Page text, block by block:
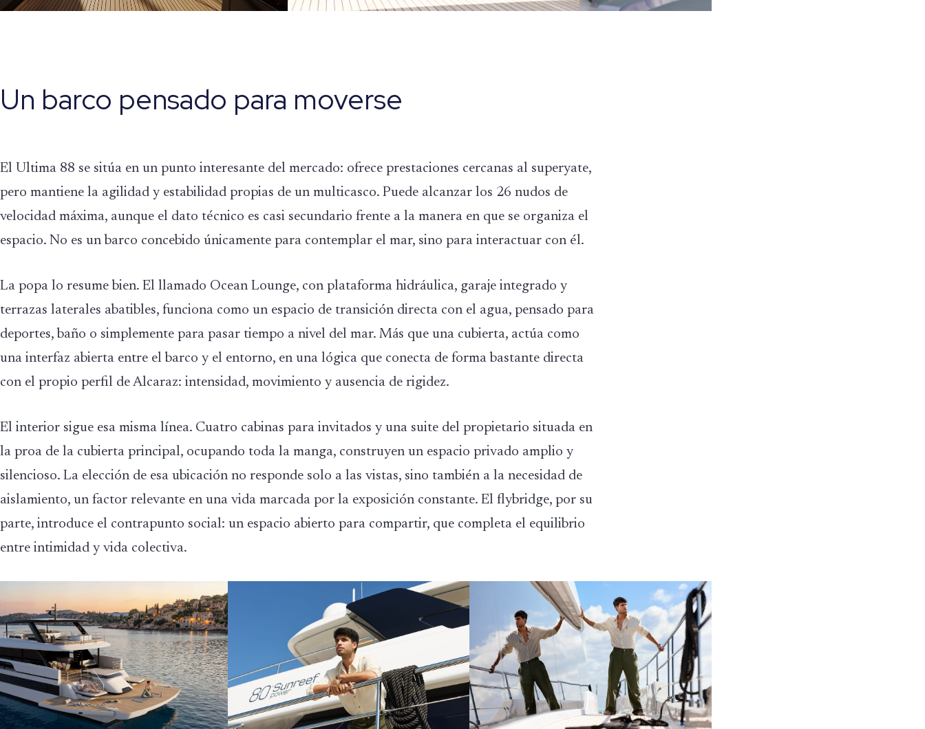
Un barco pensado para moverse
El Ultima 88 se sitúa en un punto interesante del mercado: ofrece prestaciones cercanas al superyate,
pero mantiene la agilidad y estabilidad propias de un multicasco. Puede alcanzar los 26 nudos de
velocidad máxima, aunque el dato técnico es casi secundario frente a la manera en que se organiza el
espacio. No es un barco concebido únicamente para contemplar el mar, sino para interactuar con él.
La popa lo resume bien. El llamado Ocean Lounge, con plataforma hidráulica, garaje integrado y
terrazas laterales abatibles, funciona como un espacio de transición directa con el agua, pensado para
deportes, baño o simplemente para pasar tiempo a nivel del mar. Más que una cubierta, actúa como
una interfaz abierta entre el barco y el entorno, en una lógica que conecta de forma bastante directa
con el propio perfil de Alcaraz: intensidad, movimiento y ausencia de rigidez.
El interior sigue esa misma línea. Cuatro cabinas para invitados y una suite del propietario situada en
la proa de la cubierta principal, ocupando toda la manga, construyen un espacio privado amplio y
silencioso. La elección de esa ubicación no responde solo a las vistas, sino también a la necesidad de
aislamiento, un factor relevante en una vida marcada por la exposición constante. El flybridge, por su
parte, introduce el contrapunto social: un espacio abierto para compartir, que completa el equilibrio
entre intimidad y vida colectiva.